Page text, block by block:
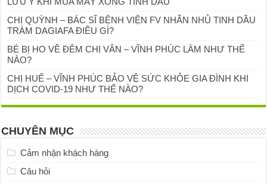
CHỊ QUỲNH – BÁC SĨ BỆNH VIỆN FV NHẮN NHỦ TINH DẦU
TRÀM DAGIAFA ĐIỀU GÌ?
BÉ BỊ HO VỀ ĐÊM CHỊ VÂN – VĨNH PHÚC LÀM NHƯ THẾ
NÀO?
CHỊ HUẾ – VĨNH PHÚC BẢO VỆ SỨC KHỎE GIA ĐÌNH KHI
DỊCH COVID-19 NHƯ THẾ NÀO?
CHUYÊN MỤC
Cảm nhận khách hàng
Câu hỏi